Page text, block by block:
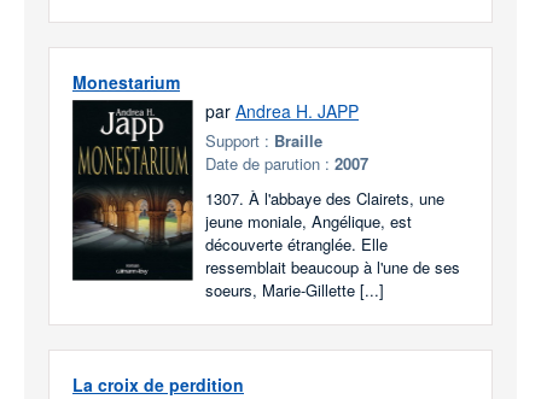
Monestarium
par Andrea H. JAPP
Support : Braille
Date de parution : 2007
1307. À l'abbaye des Clairets, une
jeune moniale, Angélique, est
découverte étranglée. Elle
ressemblait beaucoup à l'une de ses
soeurs, Marie-Gillette [...]
La croix de perdition